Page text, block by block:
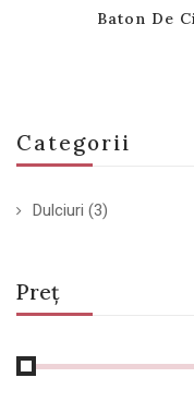
Categorii
Dulciuri (3)
Preț
Baton De